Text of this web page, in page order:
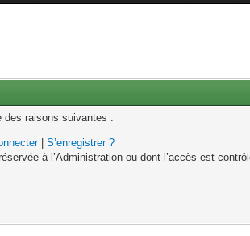
des raisons suivantes :
|S’enregistrer ?
à l’Administration ou dont l’accès est